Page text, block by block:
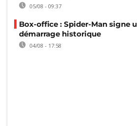
05/08 - 09:37
Box-office : Spider-Man signe
démarrage historique
04/08 - 17:58